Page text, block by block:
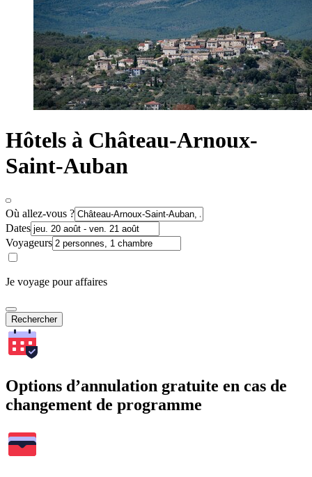
Hôtels à Château-Arnoux-
Saint-Auban
Où allez-vous ?
Dates
Voyageurs
Je voyage pour affaires
Rechercher
Options d’annulation gratuite en cas de
changement de programme